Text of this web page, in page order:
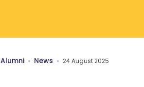
Alumni News 24 August 2025